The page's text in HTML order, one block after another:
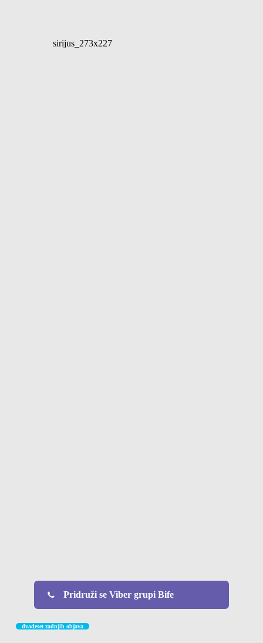
sirijus_273x227
Pridruži se Viber grupi Bife
dvadeset zadnjih objava